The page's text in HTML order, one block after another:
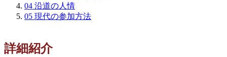
04 沿道の人情
05 現代の参加方法
詳細紹介